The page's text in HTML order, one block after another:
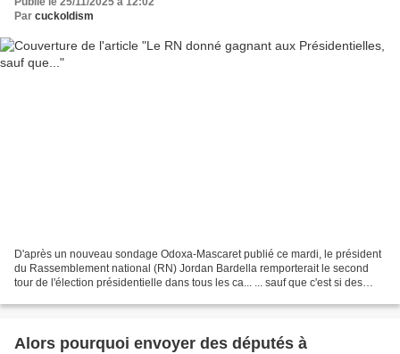
Par cuckoldism
D'après un nouveau sondage Odoxa-Mascaret publié ce mardi, le président
du Rassemblement national (RN) Jordan Bardella remporterait le second
tour de l'élection présidentielle dans tous les ca... ... sauf que c'est si des
Alors pourquoi envoyer des députés à